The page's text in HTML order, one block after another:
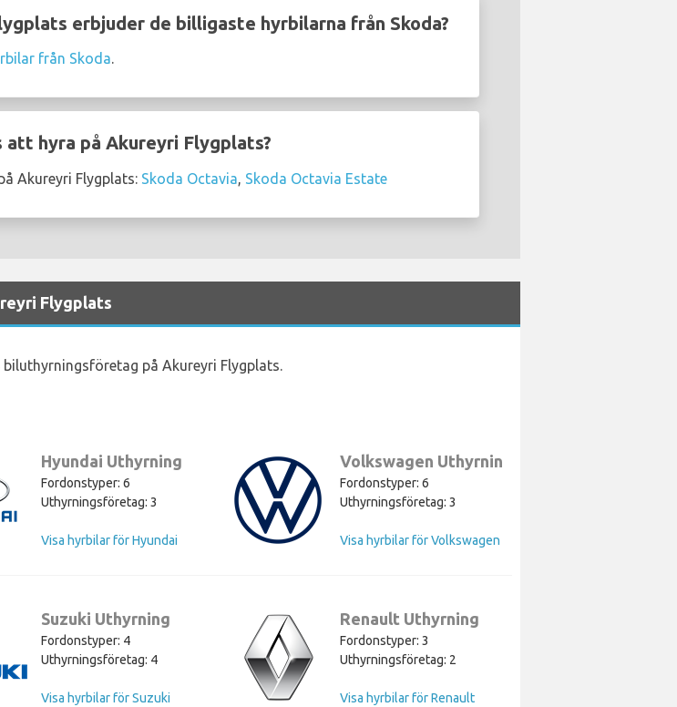
erbjuder de billigaste hyrbilarna från Skoda?
från Skoda.
hyra på Akureyri Flygplats?
Akureyri Flygplats: Skoda Octavia, Skoda Octavia Estate
Flygplats
på Akureyri Flygplats.
Hyundai Uthyrning
Fordonstyper: 6
Uthyrningsföretag: 3
Visa hyrbilar för Hyundai
Volkswagen Uthyrning
Fordonstyper: 6
Uthyrningsföretag: 3
Visa hyrbilar för Volkswagen
Suzuki Uthyrning
Fordonstyper: 4
Uthyrningsföretag: 4
Visa hyrbilar för Suzuki
Renault Uthyrning
Fordonstyper: 3
Uthyrningsföretag: 2
Visa hyrbilar för Renault